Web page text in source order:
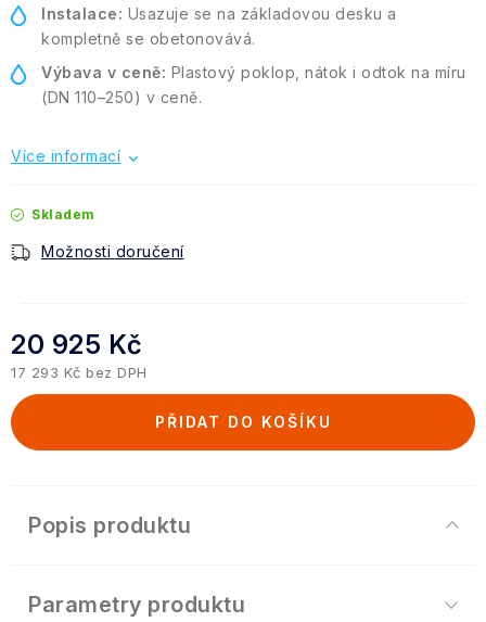
Instalace: Usazuje se na základovou desku a
kompletně se obetonovává.
Výbava v ceně: Plastový poklop, nátok i odtok na míru
(DN 110–250) v ceně.
Více informací
Skladem
Možnosti doručení
20 925 Kč
17 293 Kč bez DPH
Měrná cena:
PŘIDAT DO KOŠÍKU
Popis produktu
Parametry produktu